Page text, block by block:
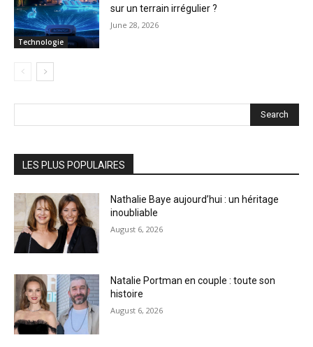
Technologie
sur un terrain irrégulier ?
June 28, 2026
Search
LES PLUS POPULAIRES
Nathalie Baye aujourd’hui : un héritage
inoubliable
August 6, 2026
Natalie Portman en couple : toute son
histoire
August 6, 2026